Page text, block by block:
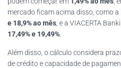
mercado ficam acima disso, como
e 18,9% ao mês , e a VIACERTA
17,49% e 19,49%
Além disso, o cálculo considera
de crédito e capacidade de